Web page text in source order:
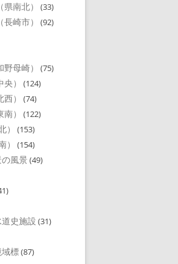
南北） (33)
崎市） (92)
母崎） (75)
） (124)
） (74)
） (122)
(153)
(154)
風景 (49)
史施設 (31)
標(87)